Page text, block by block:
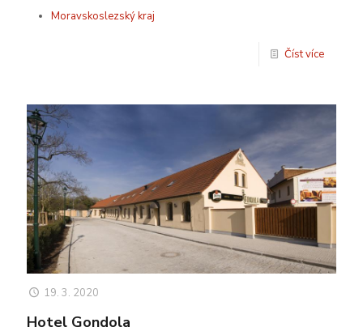
Moravskoslezský kraj
Číst více
19. 3. 2020
Hotel Gondola